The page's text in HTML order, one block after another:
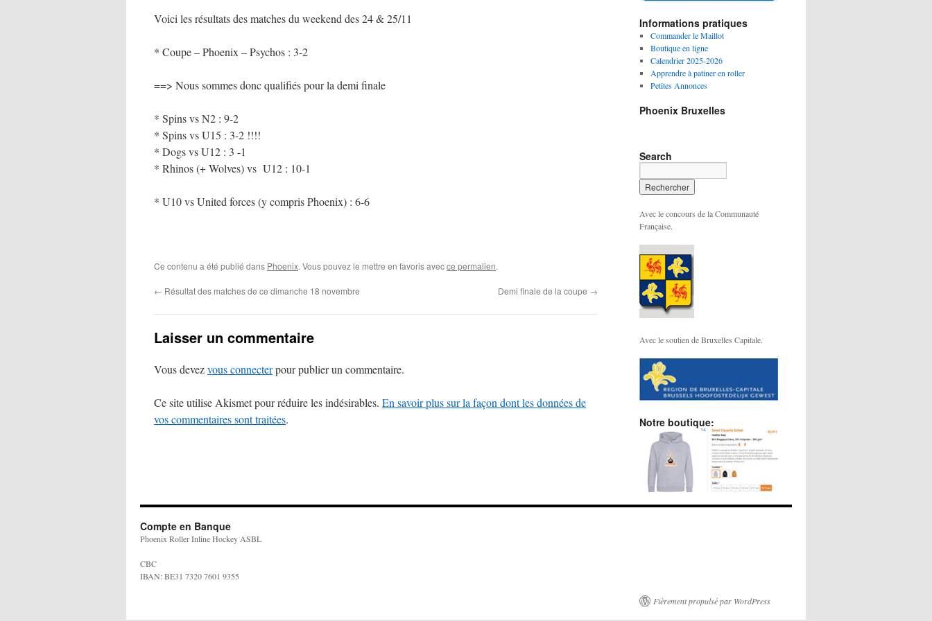
Voici les résultats des matches du weekend des 24 & 25/11
* Coupe – Phoenix – Psychos : 3-2
==> Nous sommes donc qualifiés pour la demi finale
* Spins vs N2 : 9-2
* Spins vs U15 : 3-2 !!!!
* Dogs vs U12 : 3 -1
* Rhinos (+ Wolves) vs U12 : 10-1
* U10 vs United forces (y compris Phoenix) : 6-6
Ce contenu a été publié dans Phoenix. Vous pouvez le mettre en favoris avecce permalien.
← Résultat des matches de ce dimanche 18 novembre Demi finale de la coupe →
Laisser un commentaire
Vous devezvous connecterpour publier un commentaire.
Ce site utilise Akismet pour réduire les indésirables. En savoir plus sur la façon dont les données de
vos commentaires sont traitées.
Informations pratiques
Commander le Maillot
Boutique en ligne
Calendrier 2025-2026
Apprendre à patiner en roller
Petites Annonces
Phoenix Bruxelles
Search
Avec le concours de la Communauté
Française.
Avec le soutien de Bruxelles Capitale.
Notre boutique:
Compte en Banque
Phoenix Roller Inline Hockey ASBL
CBC
IBAN: BE31 7320 7601 9355
Fièrement propulsé par WordPress